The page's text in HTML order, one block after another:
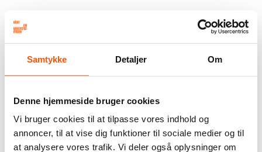
Samtykke Detaljer Om
Denne hjemmeside bruger cookies
Vi bruger cookies til at tilpasse vores indhold og
annoncer, til at vise dig funktioner til sociale medier og til
at analysere vores trafik. Vi deler også oplysninger om